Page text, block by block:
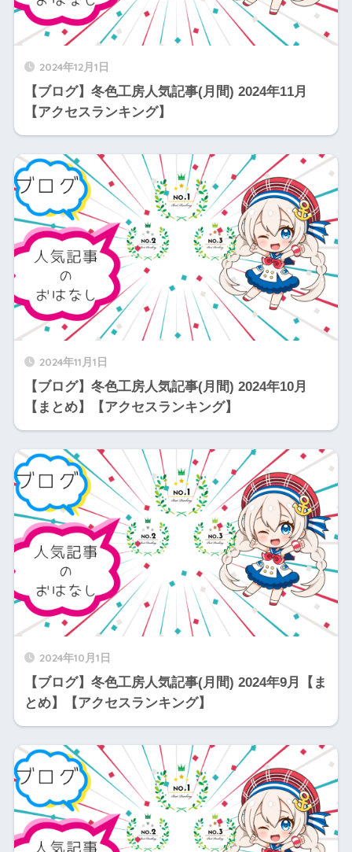
2024年12月1日
【ブログ】冬色工房人気記事(月間) 2024年11月
【アクセスランキング】
2024年11月1日
【ブログ】冬色工房人気記事(月間) 2024年10月
【まとめ】【アクセスランキング】
2024年10月1日
【ブログ】冬色工房人気記事(月間) 2024年9月【ま
とめ】【アクセスランキング】